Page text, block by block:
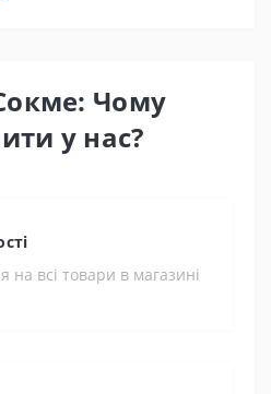
Чому
у нас?
на всі товари в магазині